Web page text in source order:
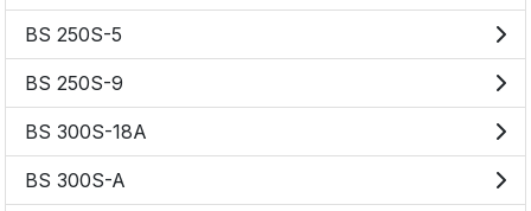
BS 250S-5
BS 250S-9
BS 300S-18A
BS 300S-A